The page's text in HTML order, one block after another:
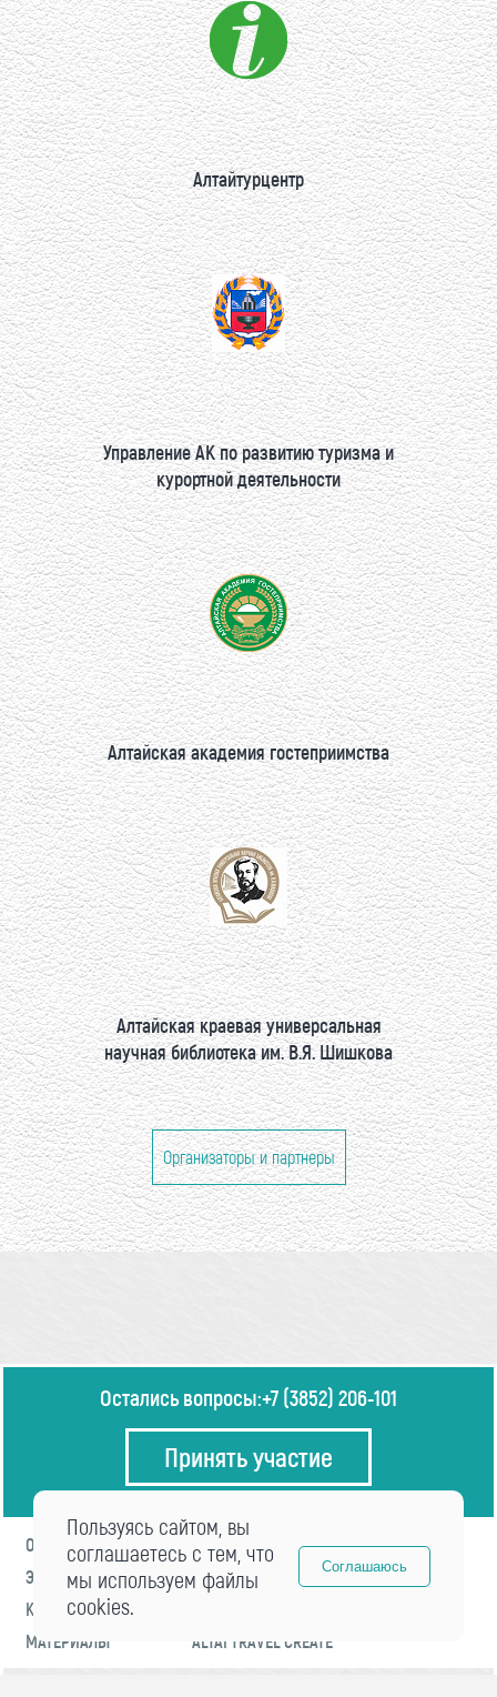
Алтайтурцентр
Управление АК по развитию туризма и
курортной деятельности
Алтайская академия гостеприимства
Алтайская краевая универсальная
научная библиотека им. В.Я. Шишкова
Организаторы и партнеры
Остались вопросы:+7 (3852) 206-101
Принять участие
О ФОРУМЕ
ПРОГРАММА
ЭКСПЕРТЫ
НОВОСТИ
КОНТАКТЫ
МАТЕРИАЛЫ
ALTAI TRAVEL CREATE
Пользуясь сайтом, вы
соглашаетесь с тем, что
мы используем файлы
cookies.
Соглашаюсь